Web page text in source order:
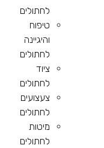
לחתולים
טיפוח
והיגיינה
לחתולים
ציוד
לחתולים
צעצועים
לחתולים
מיטות
לחתולים